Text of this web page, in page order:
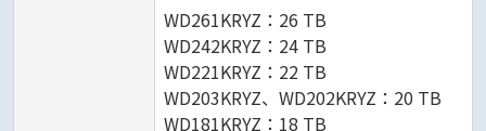
WD261KRYZ：26 TB
WD242KRYZ：24 TB
WD221KRYZ：22 TB
WD203KRYZ、WD202KRYZ：20 TB
WD181KRYZ：18 TB